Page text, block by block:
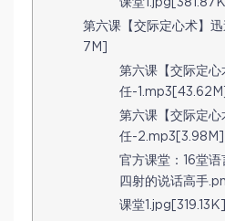
课堂1.jpg[381.87K]
第六课【交际定心术】
7M]
第六课【交际定
任-1.mp3[43.62M]
第六课【交际定
任-2.mp3[3.98M]
官方课堂：16堂
四射的说话高手
课堂1.jpg[319.13K]